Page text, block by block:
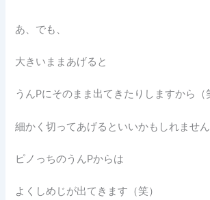
あ、でも、
大きいままあげると
うんPにそのまま出てきたりしますから（
細かく切ってあげるといいかもしれません
ピノっちのうんPからは
よくしめじが出てきます（笑）